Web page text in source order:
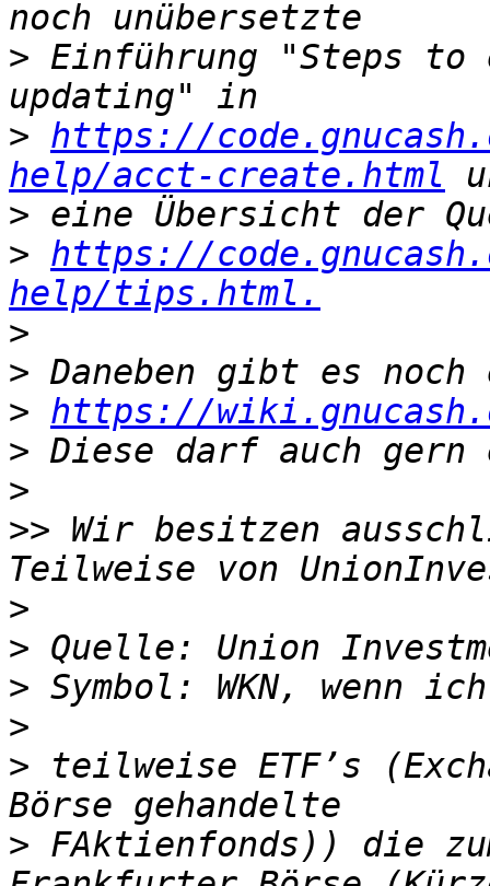
> Einführung "Steps to
> https://
help/acct-create.html
>
> https://
help/tips.html.
>
>
> https://
>
>
>> Wir besitzen
>
>
>
>
> teilweise ETF’s
> FAktienfonds)) die